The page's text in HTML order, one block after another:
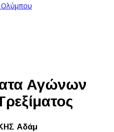
Ολύμπου
Αγώνων
Αδάμ